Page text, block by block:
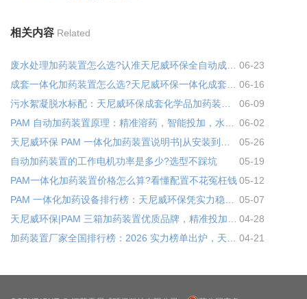
相关内容 Related
废水处理加药装置怎么选?认准天尼威环保全自动成套加药设备 06-23
成套一体化加药装置怎么选?天尼威环保一体化成套加药装置省心又省钱 06-16
污水絮凝脱水标配：天尼威环保成套化学品加药装置，专为 PAM 投加量身打造
06-09
PAM 自动加药装置原理：精准溶药，智能投加，水处理高效省心 06-02
天尼威环保 PAM 一体化加药装置说明书|从安装到运维，实操详解
05-26
自动加药装置的工作电机功率是多少?选型不踩坑
05-19
PAM一体化加药装置价格怎么算?看懂配置不花冤枉钱 05-12
PAM 一体化加药设备排行榜：天尼威环保凭实力稳居优质厂家前列 05-07
天尼威环保|PAM 三箱加药装置优质品牌，精准投加省药省心 04-28
加药装置厂家全国排行榜：2026 实力榜单出炉，天尼威环保凭硬核实力稳居前列 04-21